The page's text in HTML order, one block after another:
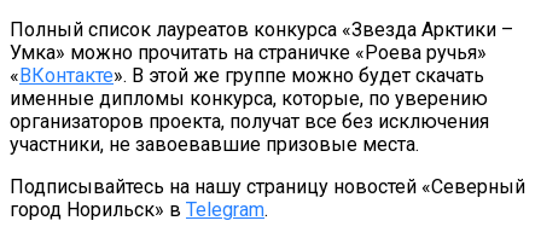
Полный список лауреатов конкурса «Звезда Арктики –
Умка» можно прочитать на страничке «Роева ручья»
«ВКонтакте». В этой же группе можно будет скачать
именные дипломы конкурса, которые, по уверению
организаторов проекта, получат все без исключения
участники, не завоевавшие призовые места.
Подписывайтесь на нашу страницу новостей «Северный
город Норильск» в Telegram.